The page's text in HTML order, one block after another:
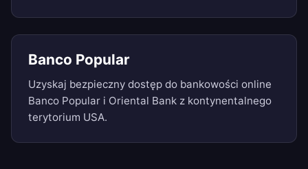
Banco Popular
Uzyskaj bezpieczny dostęp do bankowości online
Banco Popular i Oriental Bank z kontynentalnego
terytorium USA.